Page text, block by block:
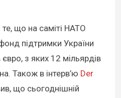
що на саміті НАТО
підтримки України
з яких 12 мільярдів
Також в інтерв’ю Der
що сьогоднішній